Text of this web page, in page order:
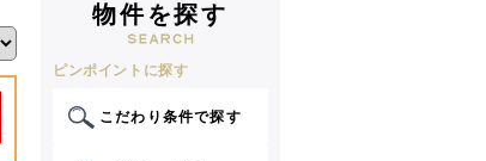
物件を探す
ピンポイントに探す
こだわり条件で探す